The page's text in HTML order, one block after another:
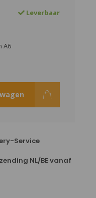
Leverbaar
A6
Service
NL/BE vanaf